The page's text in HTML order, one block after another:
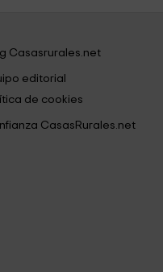
Casasrurales.net
editorial
de cookies
CasasRurales.net